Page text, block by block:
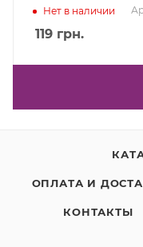
Нет в наличии
119 грн.
ОПЛАТА И
КОНТАКТЫ